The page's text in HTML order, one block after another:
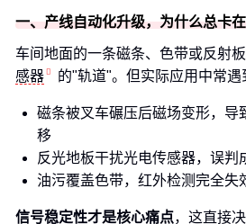
一、产线自动化升级，为什么总卡在
车间地面的一条磁条、色带或反射
感器
的"轨道"。但实际应用中常遇
磁条被叉车碾压后磁场变形，导
移
反光地板干扰光电传感器，误判
油污覆盖色带，红外检测完全失
信号稳定性才是核心痛点，这直接